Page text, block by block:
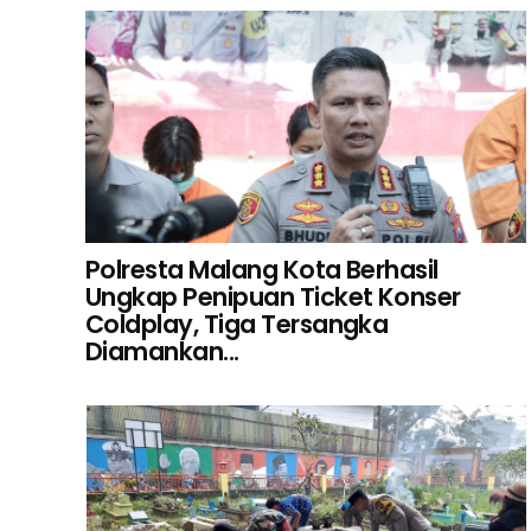
Polresta Malang Kota Berhasil
Ungkap Penipuan Ticket Konser
Coldplay, Tiga Tersangka
Diamankan...